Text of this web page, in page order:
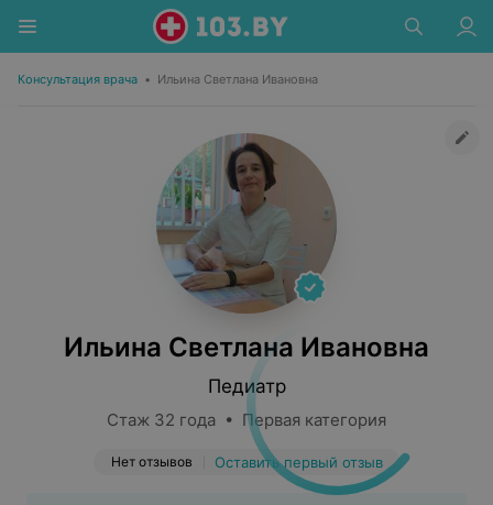
Консультация врача • Ильина Светлана Ивановна
Ильина Светлана Ивановна
Педиатр
Стаж 32 года • Первая категория
Нет отзывов Оставить первый отзыв